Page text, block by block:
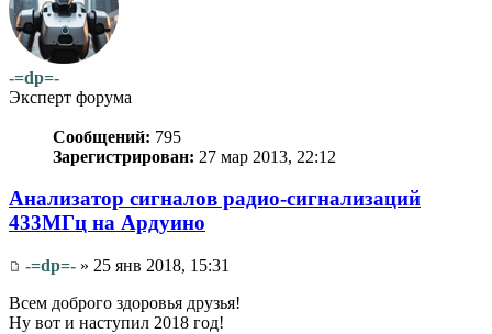
-=dp=-
Эксперт форума
Сообщений: 795
Зарегистрирован: 27 мар 2013, 22:12
Анализатор сигналов радио-сигнализаций
433МГц на Ардуино
-=dp=- » 25 янв 2018, 15:31
Всем доброго здоровья друзья!
Ну вот и наступил 2018 год!